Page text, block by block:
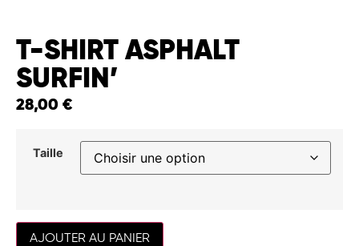
T-SHIRT ASPHALT
SURFIN’
28,00 €
Taille
AJOUTER AU PANIER